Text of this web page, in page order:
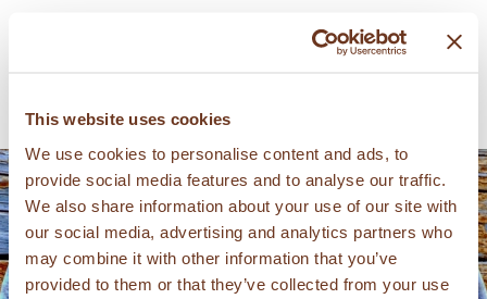
This website uses cookies
We use cookies to personalise content and ads, to
provide social media features and to analyse our traffic.
We also share information about your use of our site with
our social media, advertising and analytics partners who
may combine it with other information that you’ve
provided to them or that they’ve collected from your use